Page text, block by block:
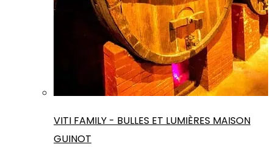
VITI FAMILY - BULLES ET LUMIÈRES MAISON
GUINOT